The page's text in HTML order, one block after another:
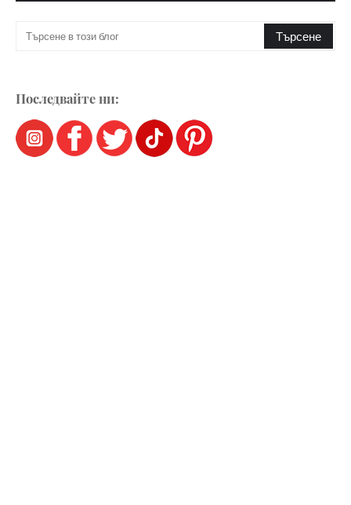
Последвайте ни: